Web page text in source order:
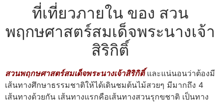
ที่เที่ยวภายใน ของ สวน
พฤกษศาสตร์สมเด็จพระนางเจ้า
สิริกิติ์
สวนพฤกษศาสตร์สมเด็จพระนางเจ้าสิริกิติ์ และแน่นอนว่าต้องมี
เส้นทางศึกษาธรรมชาติให้ได้เดินชมต้นไม้สวยๆ มีมากถึง 4
เส้นทางด้วยกัน เส้นทางแรกคือเส้นทางสวนรุกขชาติ เป็นทาง